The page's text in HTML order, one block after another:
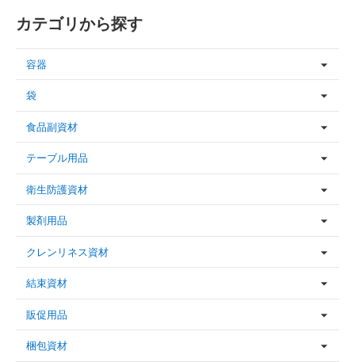
カテゴリから探す
容器
袋
食品副資材
テーブル用品
衛生防護資材
製剤用品
クレンリネス資材
結束資材
販促用品
梱包資材